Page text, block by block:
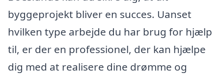
byggeprojekt bliver en succes. Uanset
hvilken type arbejde du har brug for hjælp
til, er der en professionel, der kan hjælpe
dig med at realisere dine drømme og